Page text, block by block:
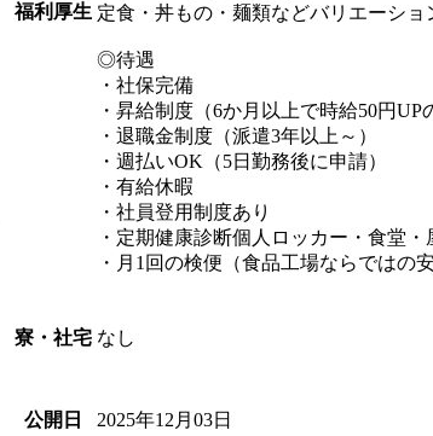
福利厚生 定食・丼もの・麺類などバリエーショ
◎待遇
・社保完備
・昇給制度（6か月以上で時給50円UP
・退職金制度（派遣3年以上～）
・週払いOK（5日勤務後に申請）
・有給休暇
・社員登用制度あり
・定期健康診断個人ロッカー・食堂・
・月1回の検便（食品工場ならではの
寮・社宅 なし
公開日 2025年12月03日